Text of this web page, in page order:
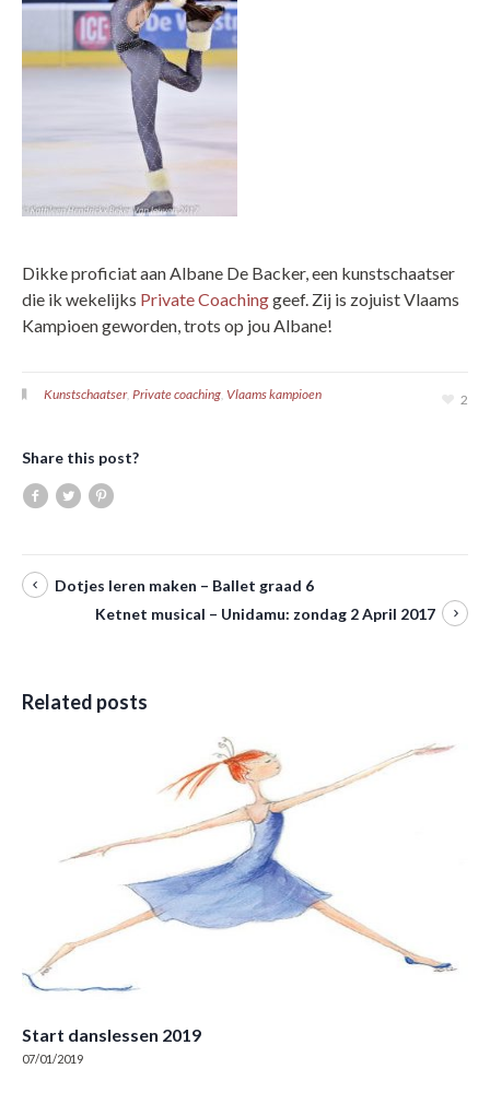
Dikke proficiat aan Albane De Backer, een kunstschaatser
die ik wekelijks Private Coachinggeef. Zij is zojuist Vlaams
Kampioen geworden, trots op jou Albane!
2
Kunstschaatser, Private coaching, Vlaams kampioen
Share this post?
Dotjes leren maken – Ballet graad 6
Ketnet musical – Unidamu: zondag 2 April 2017
Related posts
Start danslessen 2019
07/01/2019